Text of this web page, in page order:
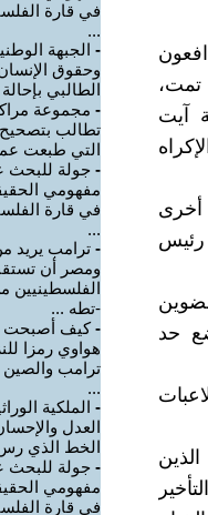
تمت،
آيت
أخرى
رئيس
حد
في قارة
...
- الجبهة
وحقوق
الطالبي
-
تطالب بتصحيح
التي طبعت
- جولة للبحث
مفهومي
في قارة
...
- ترامب يريد
ومصر أن
الفلسطينيين
-تطه ...
-كيف أصبحت
هواوي رمزا
ترامب والصين
...
- الملكية
العدل
الخط الذي
- جولة للبحث
مفهومي
في قارة